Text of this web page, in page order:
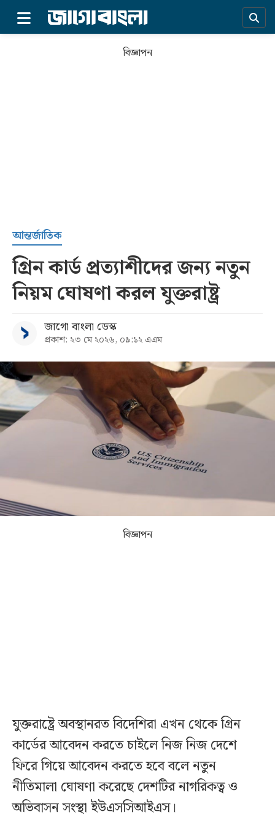
সর্বশেষ
বিভাগ
আর্কাইভ
কনভার্টার
বিজ্ঞাপন
আন্তর্জাতিক
গ্রিন কার্ড প্রত্যাশীদের জন্য নতুন
নিয়ম ঘোষণা করল যুক্তরাষ্ট্র
জাগো বাংলা ডেস্ক
প্রকাশ: ২৩ মে ২০২৬, ০৯:১২ এএম
বিজ্ঞাপন
যুক্তরাষ্ট্রে অবস্থানরত বিদেশিরা এখন থেকে গ্রিন
কার্ডের আবেদন করতে চাইলে নিজ নিজ দেশে
ফিরে গিয়ে আবেদন করতে হবে বলে নতুন
নীতিমালা ঘোষণা করেছে দেশটির নাগরিকত্ব ও
অভিবাসন সংস্থা ইউএসসিআইএস।